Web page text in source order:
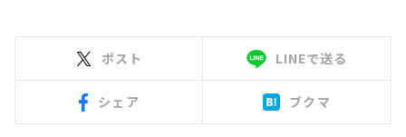
ポスト LINEで送る
シェア ブクマ